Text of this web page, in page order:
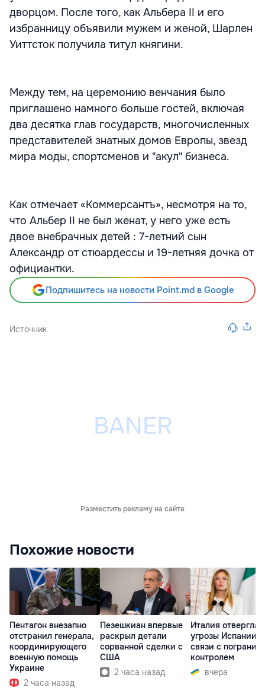
дворцом. После того, как Альбера II и его
избранницу объявили мужем и женой, Шарлен
Уиттсток получила титул княгини.
Между тем, на церемонию венчания было
приглашено намного больше гостей, включая
два десятка глав государств, многочисленных
представителей знатных домов Европы, звезд
мира моды, спортсменов и "акул" бизнеса.
Как отмечает «Коммерсантъ», несмотря на то,
что Альбер II не был женат, у него уже есть
двое внебрачных детей : 7-летний сын
Александр от стюардессы и 19-летняя дочка от
официантки.
Подпишитесь на новости Point.md в Google
Источник
Разместить рекламу на сайте
Похожие новости
Пентагон внезапно
отстранил генерала,
координирующего
военную помощь
Украине
2 часа назад
Пезешкиан впервые
раскрыл детали
сорванной сделки с
США
2 часа назад
Италия отвергла
угрозы Испании в
связи с
контролем
вчера